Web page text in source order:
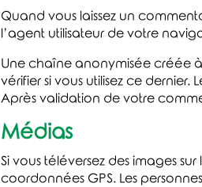
Quand vous laissez un
l’agent utilisateur de votre
Une chaîne anonymisée créée
vérifier si vous utilisez ce
Après validation de votre
Médias
Si vous téléversez des images
coordonnées GPS. Les